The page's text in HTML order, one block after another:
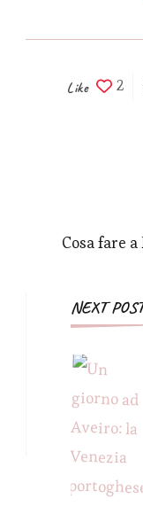
2
Like
Cosa fare a
NEXT